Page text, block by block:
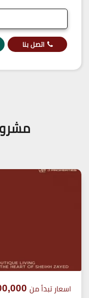
اتصل بنا
اسعار تبدأ من